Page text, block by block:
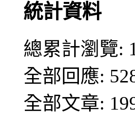
統計資料
總累計瀏覽:
全部回應:
全部文章: